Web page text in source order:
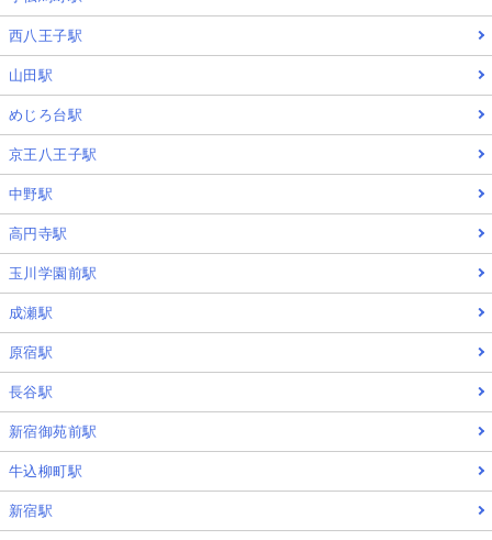
西八王子駅
山田駅
めじろ台駅
京王八王子駅
中野駅
高円寺駅
玉川学園前駅
成瀬駅
原宿駅
長谷駅
新宿御苑前駅
牛込柳町駅
新宿駅